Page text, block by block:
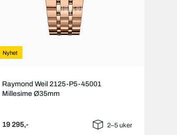
Nyhet
Raymond Weil 2125-P5-45001
Millesime Ø35mm
19 295,- 2–5 uker